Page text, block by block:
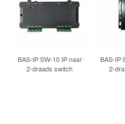
BAS-IP SW-10 IP naar
2-draads switch
BAS-IP
2-